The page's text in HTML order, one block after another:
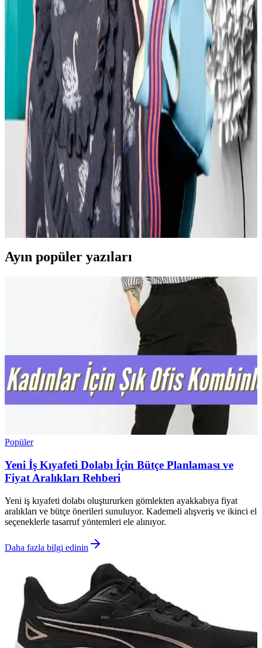
Moda Mikrotrendleri: Geçmişten Günümüze Sevilen
ve Hâlâ Tercih Edilen Parçalar
Moda mikrotrendleri genellikle kısa ömürlü olsa da bazı parçalar,
nostalji ve kişisel stil nedeniyle uzun yıllar tercih edilmeye devam
ediyor. Bu yazı, Reddit deneyimleriyle bu trendleri inceliyor.
Kavisli Vücut Tipleri İçin Doğru Kumaş ve
Kesimlerle Yapısal Moda Rehberi
Kavisli vücut tiplerine uygun yapısal moda seçimlerinde doğru
kumaş, kesim ve stil detayları önemlidir. Terzi hizmeti ve uygun
markalarla estetik ve rahat kıyafetler elde edilir.
Günlük Moda Soruları ve Pratik Stil Önerileri:
Rahatlık ve Şıklık Dengesi
Moda ve stil, kişisel tercihler ve çevresel ihtiyaçlarla şekillenir. Ev
giyimi, iş görüşmesi, mevsimlik kıyafetler ve vücut tipine uygun
önerilerle günlük şıklık ve rahatlık dengelenir.
Ayın popüler yazıları
Popüler
Yeni İş Kıyafeti Dolabı İçin Bütçe Planlaması ve
Fiyat Aralıkları Rehberi
Yeni iş kıyafeti dolabı oluştururken gömlekten ayakkabıya fiyat
aralıkları ve bütçe önerileri sunuluyor. Kademeli alışveriş ve ikinci el
seçeneklerle tasarruf yöntemleri ele alınıyor.
Daha fazla bilgi edinin